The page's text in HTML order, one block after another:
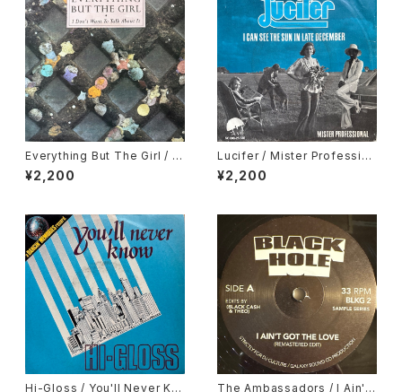
Everything But The Girl / I
Don't Want To Talk About I
t
¥2,200
Lucifer / Mister Profession
al, I Can See The Sun In La
te December
¥2,200
Hi-Gloss / You'll Never Kn
The Ambassadors / I Ain't